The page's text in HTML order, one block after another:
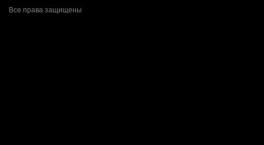
Все права защищены